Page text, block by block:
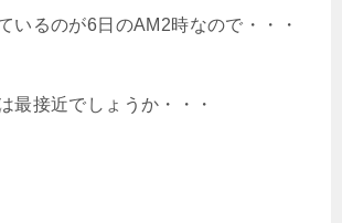
いるのが6日のAM2時なので・・・
最接近でしょうか・・・